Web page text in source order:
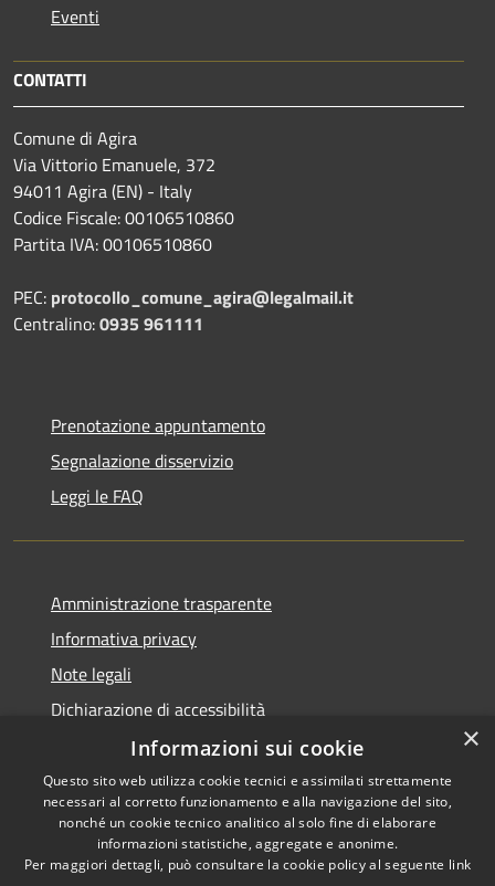
Eventi
CONTATTI
Comune di Agira
Via Vittorio Emanuele, 372
94011 Agira (EN) - Italy
Codice Fiscale: 00106510860
Partita IVA: 00106510860
PEC: protocollo_comune_agira@legalmail.it
Centralino:0935 961111
Prenotazione appuntamento
Segnalazione disservizio
Leggi le FAQ
Amministrazione trasparente
Informativa privacy
Note legali
Dichiarazione di accessibilità
Accessibilità
Privacy
Copyright © 2026 • Comune di
Agira • Powered by
Municipium•Accesso
×
Informazioni sui cookie
Questo sito web utilizza cookie tecnici e assimilati strettamente
necessari al corretto funzionamento e alla navigazione del sito,
nonché un cookie tecnico analitico al solo fine di elaborare
informazioni statistiche, aggregate e anonime.
Per maggiori dettagli, può consultare la cookie policy al seguente link